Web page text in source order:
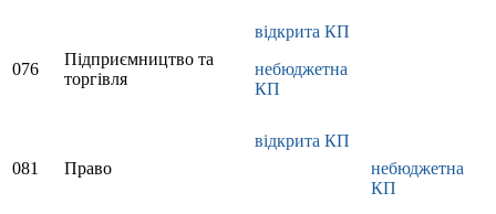
076
Підприємництво та
торгівля
відкрита КП
небюджетна
КП
081 Право
відкрита КП
небюджетна
КП